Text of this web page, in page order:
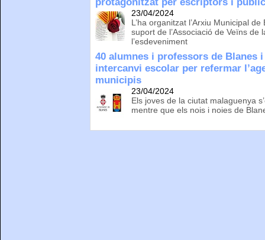
23/04/2024
L’ha organitzat l’Arxiu Municipal
suport de l’Associació de Veïns de
l’esdeveniment
40 alumnes i professors de Blanes
intercanvi escolar per refermar
municipis
23/04/2024
Els joves de la ciutat malaguenya
mentre que els nois i noies de